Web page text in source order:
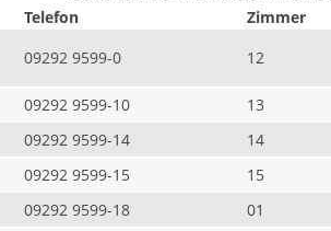
Telefon Zimmer
09292 9599-0 12
09292 9599-10 13
09292 9599-14 14
09292 9599-15 15
09292 9599-18 01